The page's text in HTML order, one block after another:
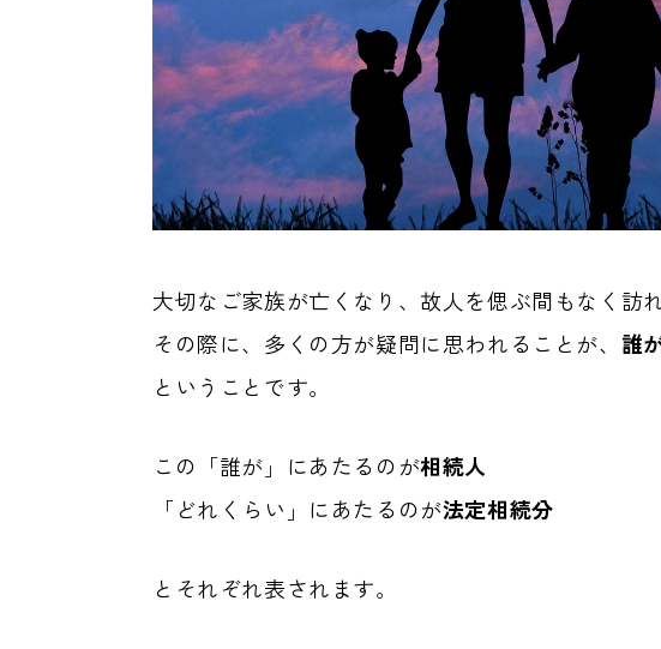
大切なご家族が亡くなり、故人を偲ぶ間もなく訪
その際に、多くの方が疑問に思われることが、 誰
ということです。
この「誰が」にあたるのが相続人
「どれくらい」にあたるのが法定相続分
とそれぞれ表されます。